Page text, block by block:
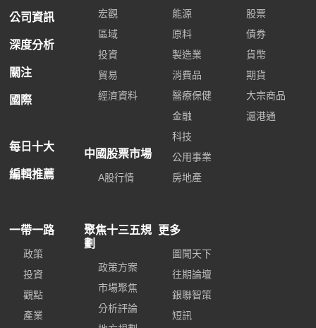
公司資訊
深度分析
關注
國際
每日十大
編輯推薦
宏觀
區域
投資
貿易
經濟資料
中國股票市場
A股行情
能源
原料
製造業
消費品
醫療保健
金融
科技
公用事業
房地產
股票
債券
貨幣
期貨
大宗商品
滬港通
一帶一路
政策
投資
觀點
產業
聚焦十三五規
劃
政策方案
市場聚焦
分析評論
更多
圖聞天下
往期論壇
銀聯智策
短訊